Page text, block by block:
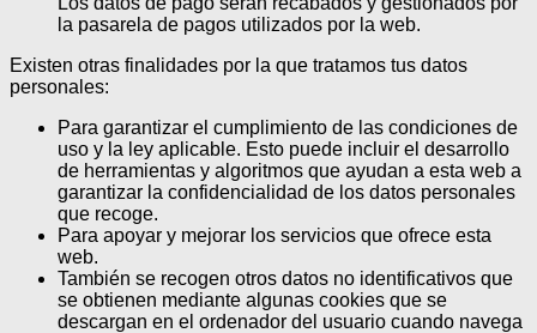
la pasarela de pagos utilizados por la web.
Existen otras finalidades por la que tratamos tus datos
personales:
Para garantizar el cumplimiento de las condiciones de
uso y la ley aplicable. Esto puede incluir el desarrollo
de herramientas y algoritmos que ayudan a esta web a
garantizar la confidencialidad de los datos personales
que recoge.
Para apoyar y mejorar los servicios que ofrece esta
web.
También se recogen otros datos no identificativos que
se obtienen mediante algunas cookies que se
descargan en el ordenador del usuario cuando navega